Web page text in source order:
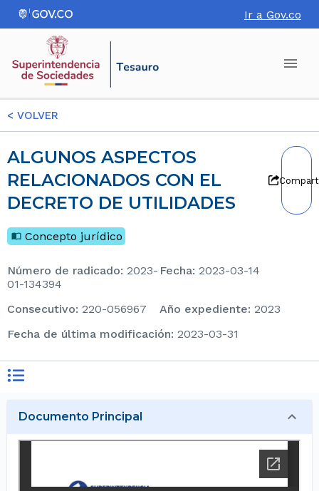
Ir a Gov.co
< VOLVER
ALGUNOS ASPECTOS
RELACIONADOS CON EL
DECRETO DE UTILIDADES
Concepto jurídico
Número de radicado: 2023-
01-134394
Fecha: 2023-03-14
consecutivo: 220-056967 Año expediente: 2023
Fecha de última modificación: 2023-03-31
Documento Principal